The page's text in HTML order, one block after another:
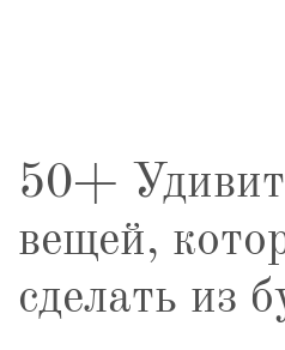
50+
вещей,
сделать из